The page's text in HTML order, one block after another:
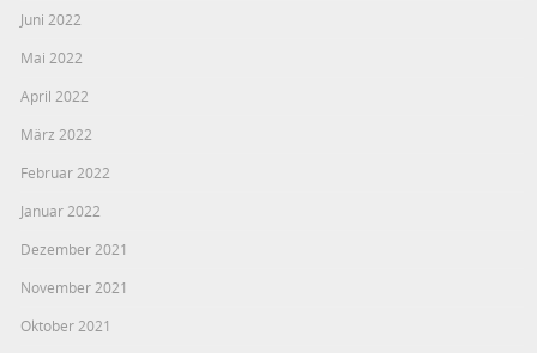
Juni 2022
Mai 2022
April 2022
März 2022
Februar 2022
Januar 2022
Dezember 2021
November 2021
Oktober 2021